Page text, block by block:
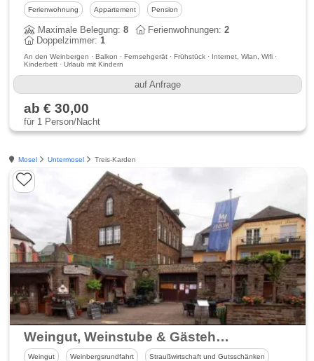
Ferienwohnung Appartement Pension
Maximale Belegung:8 Ferienwohnungen:2
Doppelzimmer:1
An den Weinbergen · Balkon · Fernsehgerät · Frühstück · Internet, Wlan, Wifi ·
Kinderbett · Urlaub mit Kindern
auf Anfrage
ab € 30,00
für 1 Person/Nacht
Mosel Untermosel Treis-Karden
Weingut, Weinstube & Gästehaus Otto Knaup an der Mosel
Weingut Weinbergsrundfahrt Straußwirtschaft und Gutsschänken